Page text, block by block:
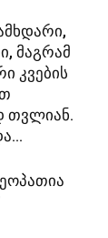
მაგრამ
კვების
თვლიან.